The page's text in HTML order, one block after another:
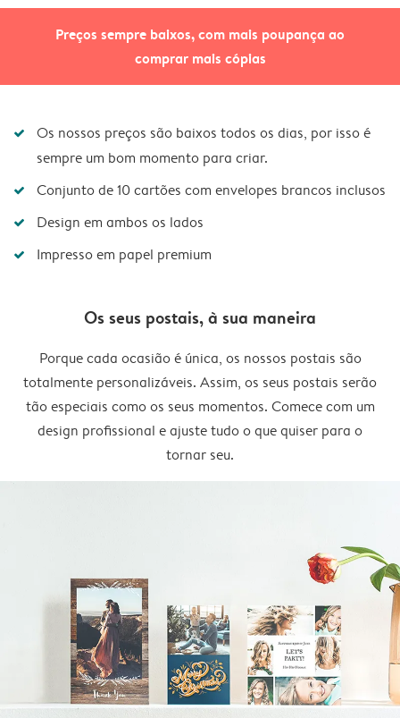
Preços sempre baixos, com mais poupança ao
comprar mais cópias
Os nossos preços são baixos todos os dias, por isso é
sempre um bom momento para criar.
Conjunto de 10 cartões com envelopes brancos inclusos
Design em ambos os lados
Impresso em papel premium
Os seus postais, à sua maneira
Porque cada ocasião é única, os nossos postais são
totalmente personalizáveis. Assim, os seus postais serão
tão especiais como os seus momentos. Comece com um
design profissional e ajuste tudo o que quiser para o
tornar seu.